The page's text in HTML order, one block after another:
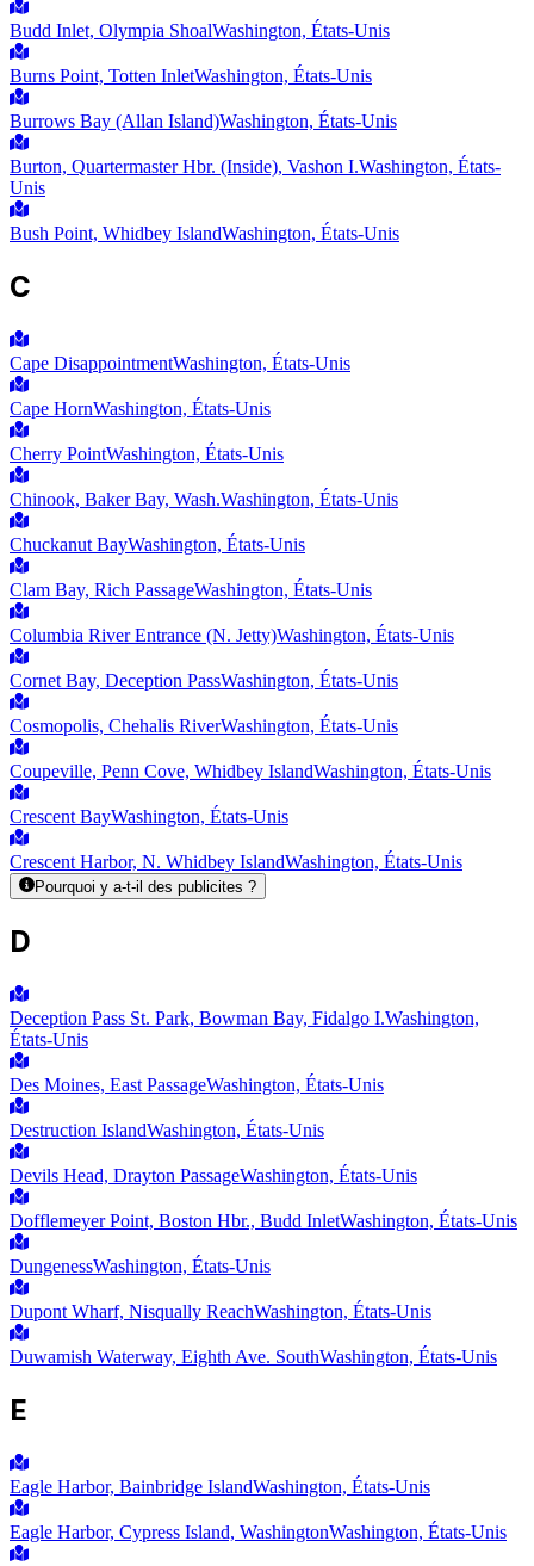
Budd Inlet, Olympia ShoalWashington, États-Unis
Burns Point, Totten InletWashington, États-Unis
Burrows Bay (Allan Island)Washington, États-Unis
Burton, Quartermaster Hbr. (Inside), Vashon I.Washington, États-
Unis
Bush Point, Whidbey IslandWashington, États-Unis
C
Cape DisappointmentWashington, États-Unis
Cape HornWashington, États-Unis
Cherry PointWashington, États-Unis
Chinook, Baker Bay, Wash.Washington, États-Unis
Chuckanut BayWashington, États-Unis
Clam Bay, Rich PassageWashington, États-Unis
Columbia River Entrance (N. Jetty)Washington, États-Unis
Cornet Bay, Deception PassWashington, États-Unis
Cosmopolis, Chehalis RiverWashington, États-Unis
Coupeville, Penn Cove, Whidbey IslandWashington, États-Unis
Crescent BayWashington, États-Unis
Crescent Harbor, N. Whidbey IslandWashington, États-Unis
Pourquoi y a-t-il des publicites ?
D
Deception Pass St. Park, Bowman Bay, Fidalgo I.Washington,
États-Unis
Des Moines, East PassageWashington, États-Unis
Destruction IslandWashington, États-Unis
Devils Head, Drayton PassageWashington, États-Unis
Dofflemeyer Point, Boston Hbr., Budd InletWashington, États-Unis
DungenessWashington, États-Unis
Dupont Wharf, Nisqually ReachWashington, États-Unis
Duwamish Waterway, Eighth Ave. SouthWashington, États-Unis
E
Eagle Harbor, Bainbridge IslandWashington, États-Unis
Eagle Harbor, Cypress Island, WashingtonWashington, États-Unis